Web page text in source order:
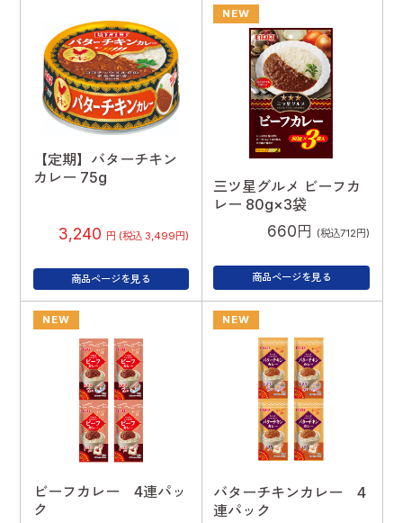
【定期】バターチキン
カレー 75g
3,240 円 (税込 3,499円)
商品ページを見る
NEW
三ツ星グルメ ビーフカ
レー 80g×3袋
660円 (税込712円)
商品ページを見る
NEW
ビーフカレー 4連パッ
ク
NEW
バターチキンカレー 4
連パック